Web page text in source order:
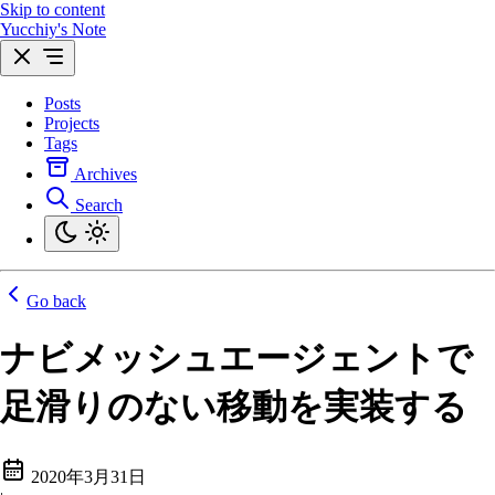
Skip to content
Yucchiy's Note
Posts
Projects
Tags
Archives
Search
Go back
ナビメッシュエージェントで
足滑りのない移動を実装する
2020年3月31日